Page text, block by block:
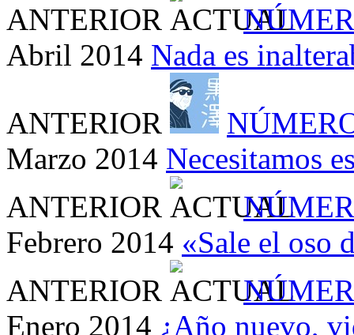
ANTERIOR
Abril 2014 Nada es
ANTERIOR
Marzo 2014 Necesitamos
ANTERIOR
Febrero 2014 «Sale el oso
ANTERIOR
Enero 2014 ¿Año nuevo,